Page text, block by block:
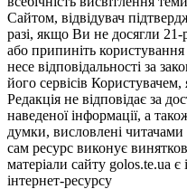
Сайтом, відвідувач
разі, якщо Ви не досягли
або припиніть
несе відповідальності за
його сервісів
Редакція не відповідає за
наведеної інформації, а
думки, висловлені читачами
сам ресурс виконує
матеріали сайту golos.te.ua
інтернет-ресурсу